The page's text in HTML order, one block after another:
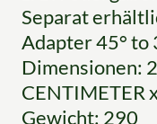
Separat
Adapter 45° to
Dimensionen:
CENTIMETER
Gewicht: 290